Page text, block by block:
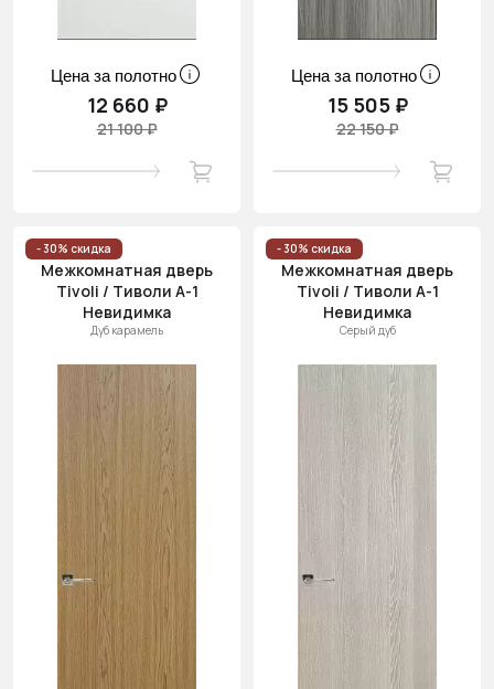
Цена за полотно
12 660 ₽
21 100 ₽
Цена за полотно
15 505 ₽
22 150 ₽
- 30% скидка
Межкомнатная дверь
Tivoli / Тиволи А-1
Невидимка
Дуб карамель
- 30% скидка
Межкомнатная дверь
Tivoli / Тиволи А-1
Невидимка
Серый дуб